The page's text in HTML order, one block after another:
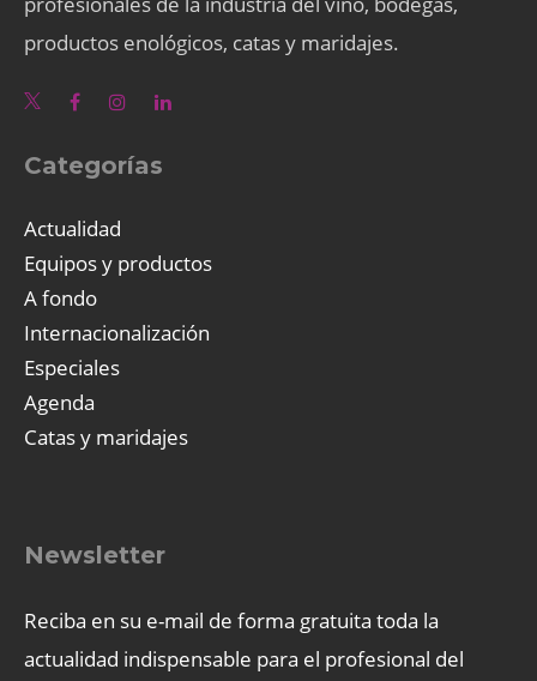
productos enológicos, catas y maridajes.
Categorías
Actualidad
Equipos y productos
A fondo
Internacionalización
Especiales
Agenda
Catas y maridajes
Newsletter
Reciba en su e-mail de forma gratuita toda la
actualidad indispensable para el profesional del